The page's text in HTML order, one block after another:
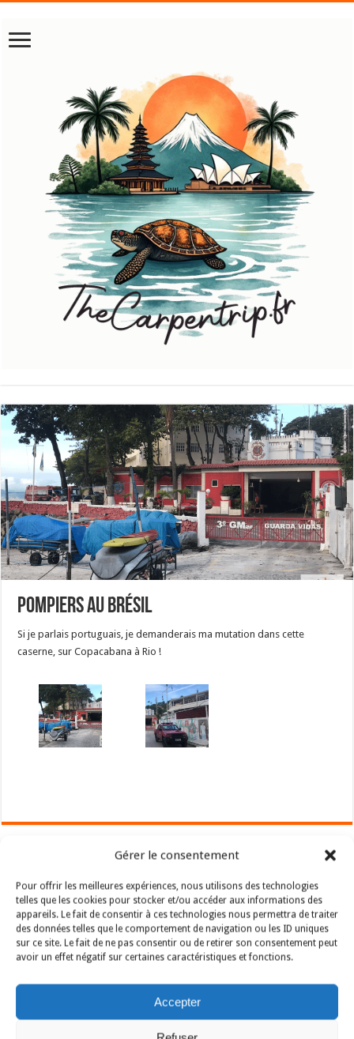
Gérer le consentement
Pour offrir les meilleures expériences, nous utilisons des technologies
telles que les cookies pour stocker et/ou accéder aux informations des
appareils. Le fait de consentir à ces technologies nous permettra de traiter
des données telles que le comportement de navigation ou les ID uniques
sur ce site. Le fait de ne pas consentir ou de retirer son consentement peut
avoir un effet négatif sur certaines caractéristiques et fonctions.
Accepter
Pompiers au Brésil
Si je parlais portuguais, je demanderais ma mutation dans cette
caserne, sur Copacabana à Rio !
Animaux au Brésil
Laisser un commentaire
Vous devezvous connecter pour publier un
commentaire.
Pour les explorateurs de demain
Parce que nous aimons explorer le monde, nous contribuons à le